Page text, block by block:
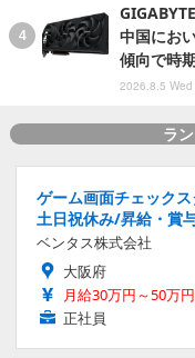
中国にお
傾向で時
2026.8.5
ラ
ゲーム画面チェック
土日祝休み/昇給・賞
ベンタス株式会社
大阪府
月給30万円～50万円
正社員